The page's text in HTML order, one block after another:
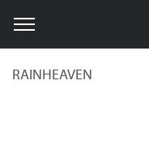
RAINHEAVEN